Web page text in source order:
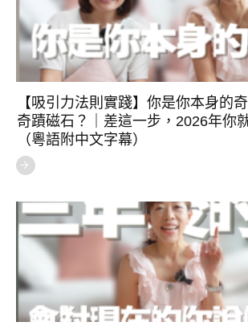
【吸引力法則實踐】你是你本身的
奇蹟磁石？｜差這一步，2026年你
（粵語附中文字幕）